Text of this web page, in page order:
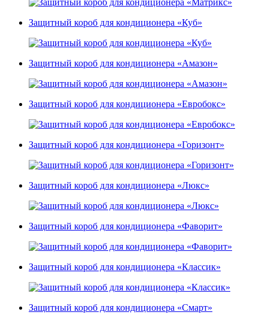
Защитный короб для кондиционера «Куб»
Защитный короб для кондиционера «Амазон»
Защитный короб для кондиционера «Евробокс»
Защитный короб для кондиционера «Горизонт»
Защитный короб для кондиционера «Люкс»
Защитный короб для кондиционера «Фаворит»
Защитный короб для кондиционера «Классик»
Защитный короб для кондиционера «Смарт»